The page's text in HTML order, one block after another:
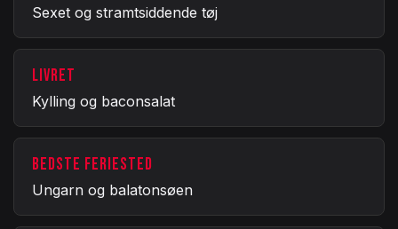
Sexet og stramtsiddende tøj
LIVRET
Kylling og baconsalat
BEDSTE FERIESTED
Ungarn og balatonsøen